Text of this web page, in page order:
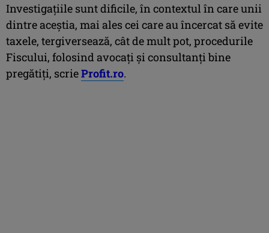
Investigațiile sunt dificile, în contextul în care unii
dintre aceștia, mai ales cei care au încercat să evite
taxele, tergiversează, cât de mult pot, procedurile
Fiscului, folosind avocați și consultanți bine
pregătiți, scrieProfit.ro.